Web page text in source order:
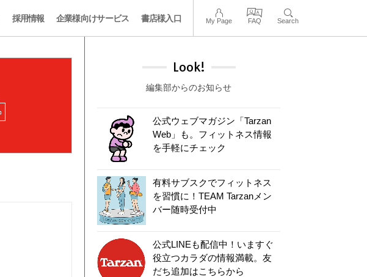
採用情報 企業様向けサービス 書店様入口 My Page FAQ Search
Look!
編集部からのお知らせ
公式ウェブマガジン「Tarzan
Web」も。フィットネス情報
を手軽にチェック
有料サブスクでフィットネス
を習慣に！TEAM Tarzanメン
バー随時受付中
公式LINEも配信中！いますぐ
役立つカラダの情報満載。友
だち追加はこちらから